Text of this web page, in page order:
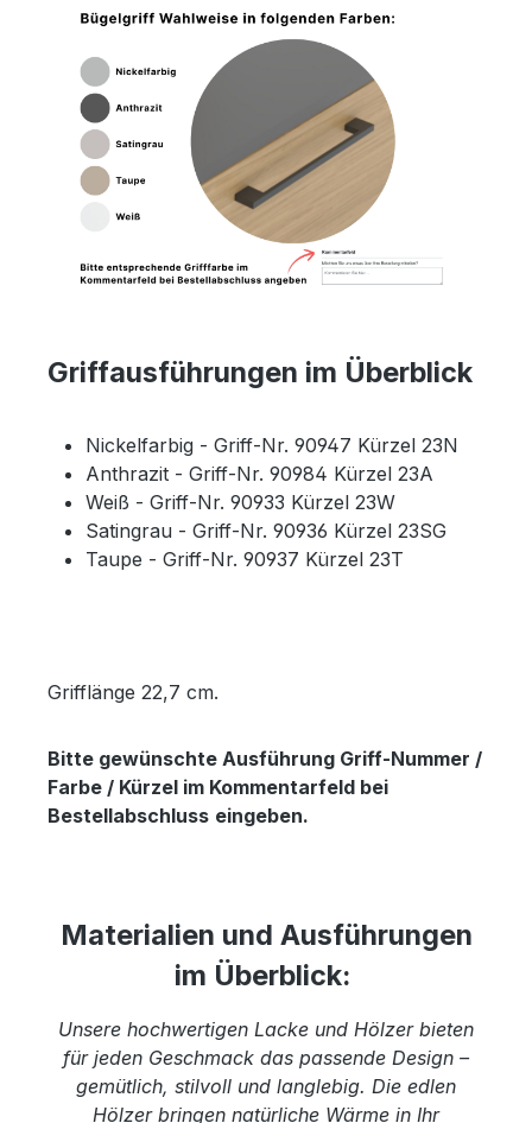
Griffausführungen im Überblick
Nickelfarbig - Griff-Nr. 90947 Kürzel 23N
Anthrazit - Griff-Nr. 90984 Kürzel 23A
Weiß - Griff-Nr. 90933 Kürzel 23W
Satingrau - Griff-Nr. 90936 Kürzel 23SG
Taupe - Griff-Nr. 90937 Kürzel 23T
Grifflänge 22,7 cm.
Bitte gewünschte Ausführung Griff-Nummer /
Farbe / Kürzel im Kommentarfeld bei
Bestellabschluss eingeben.
Materialien und Ausführungen
im Überblick:
Unsere hochwertigen Lacke und Hölzer bieten
für jeden Geschmack das passende Design –
gemütlich, stilvoll und langlebig. Die edlen
Hölzer bringen natürliche Wärme in Ihr